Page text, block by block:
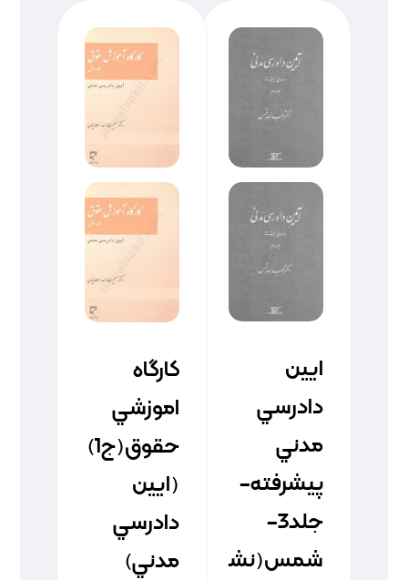
ايين
دادرسي
مدني
پيشرفته-
جلد3-
شمس(نش
کارگاه
اموزشي
حقوق(ج1)
(ايين
دادرسي
مدني)